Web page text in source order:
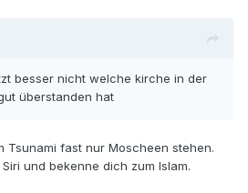
besser nicht welche kirche in der
überstanden hat
Tsunami fast nur Moscheen stehen.
und bekenne dich zum Islam.